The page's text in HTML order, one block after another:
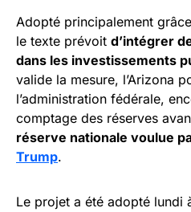
Adopté principalement
le texte prévoit d’intégrer
dans les investissements
valide la mesure, l’Arizona
l’administration fédérale,
comptage des réserves
réserve nationale voulue
Trump.
Le projet a été adopté lundi